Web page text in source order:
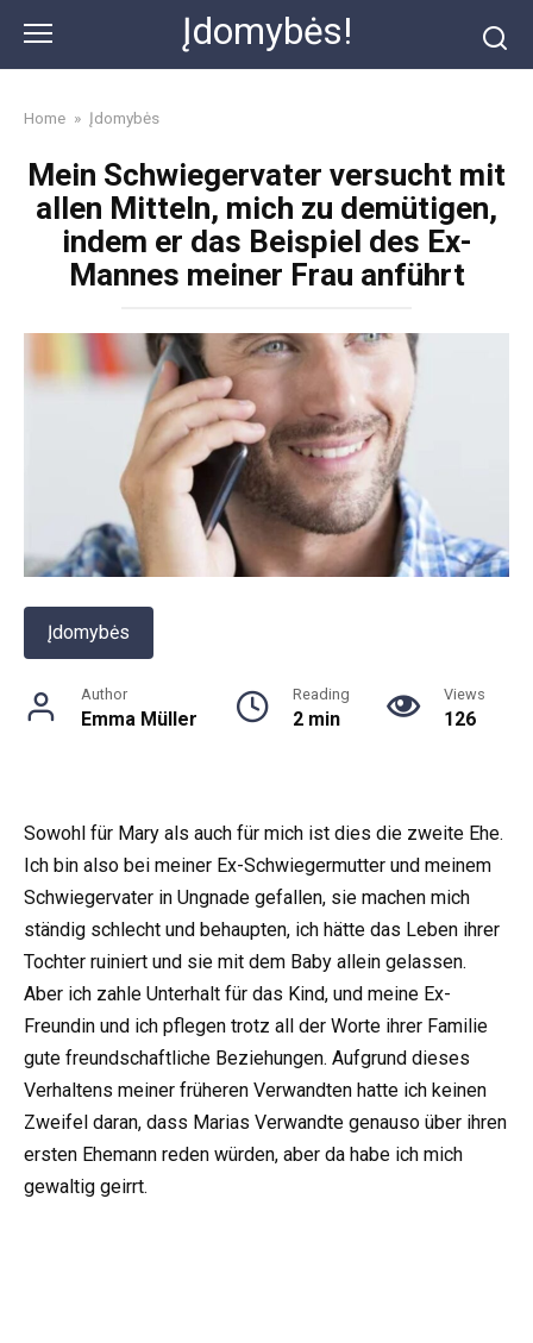
content
Įdomybės!
Home » Įdomybės
Mein Schwiegervater versucht mit
allen Mitteln, mich zu demütigen,
indem er das Beispiel des Ex-
Mannes meiner Frau anführt
Įdomybės
Author
Emma Müller
Reading
2 min
Views
126
Sowohl für Mary als auch für mich ist dies die zweite Ehe.
Ich bin also bei meiner Ex-Schwiegermutter und meinem
Schwiegervater in Ungnade gefallen, sie machen mich
ständig schlecht und behaupten, ich hätte das Leben ihrer
Tochter ruiniert und sie mit dem Baby allein gelassen.
Aber ich zahle Unterhalt für das Kind, und meine Ex-
Freundin und ich pflegen trotz all der Worte ihrer Familie
gute freundschaftliche Beziehungen. Aufgrund dieses
Verhaltens meiner früheren Verwandten hatte ich keinen
Zweifel daran, dass Marias Verwandte genauso über ihren
ersten Ehemann reden würden, aber da habe ich mich
gewaltig geirrt.